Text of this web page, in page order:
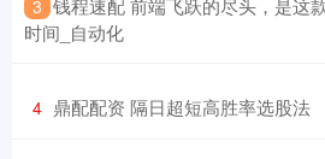
3 钱程速配 前端飞跃的尽头，是这
时间_自动化
4 ​鼎配配资 隔日超短高胜率选股法